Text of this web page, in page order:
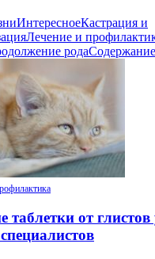
ИнтересноеКастрация и
Лечение и
рода
таблетки от